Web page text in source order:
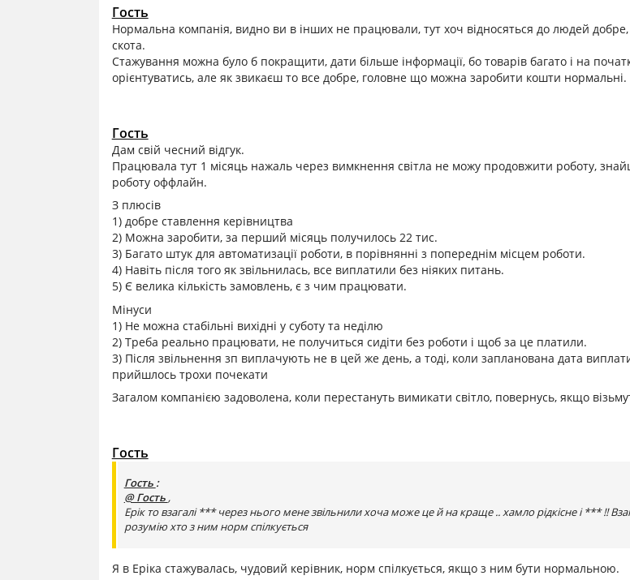
Гость
Нормальна компанія, видно ви в інших не працювали, тут хоч відносяться до людей
скота.
Стажування можна було б покращити, дати більше інформації, бо товарів багато і на
орієнтуватись, але як звикаєш то все добре, головне що можна заробити кошти нормальні.
Гость
Дам свій чесний відгук.
Працювала тут 1 місяць нажаль через вимкнення світла не можу продовжити роботу,
роботу оффлайн.
З плюсів
1) добре ставлення керівництва
2) Можна заробити, за перший місяць получилось 22 тис.
3) Багато штук для автоматизації роботи, в порівнянні з попереднім місцем роботи.
4) Навіть після того як звільнилась, все виплатили без ніяких питань.
5) Є велика кількість замовлень, є з чим працювати.
Мінуси
1) Не можна стабільні вихідні у суботу та неділю
2) Треба реально працювати, не получиться сидіти без роботи і щоб за це платили.
3) Після звільнення зп виплачують не в цей же день, а тоді, коли запланована дата
прийшлось трохи почекати
Загалом компанією задоволена, коли перестануть вимикати світло, повернусь, якщо
Гость
Гость :
@ Гость ,
Ерік то взагалі *** через нього мене звільнили хоча може це й на краще .. хамло рідкісне і *** !!
розумію хто з ним норм спілкується
Я в Еріка стажувалась, чудовий керівник, норм спілкується, якщо з ним бути нормальною.